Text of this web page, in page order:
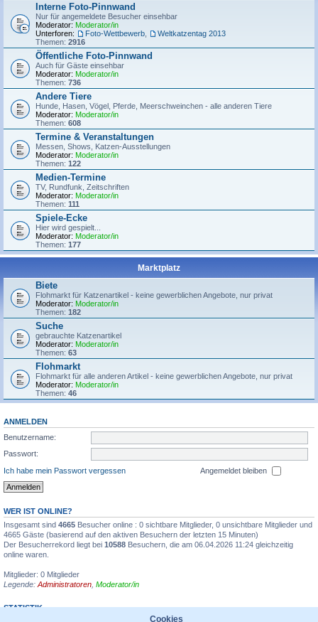
Interne Foto-Pinnwand
Nur für angemeldete Besucher einsehbar
Moderator: Moderator/in
Unterforen:
Foto-Wettbewerb
Weltkatzentag 2013
Themen: 2916
Öffentliche Foto-Pinnwand
Auch für Gäste einsehbar
Moderator: Moderator/in
Themen: 736
Andere Tiere
Hunde, Hasen, Vögel, Pferde, Meerschweinchen - alle anderen Tiere
Moderator: Moderator/in
Themen: 608
Termine & Veranstaltungen
Messen, Shows, Katzen-Ausstellungen
Moderator: Moderator/in
Themen: 122
Medien-Termine
TV, Rundfunk, Zeitschriften
Moderator: Moderator/in
Themen: 111
Spiele-Ecke
Hier wird gespielt...
Moderator: Moderator/in
Themen: 177
Marktplatz
Biete
Flohmarkt für Katzenartikel - keine gewerblichen Angebote, nur privat
Moderator: Moderator/in
Themen: 182
Suche
gebrauchte Katzenartikel
Moderator: Moderator/in
Themen: 63
Flohmarkt
Flohmarkt für alle anderen Artikel - keine gewerblichen Angebote, nur privat
Moderator: Moderator/in
Themen: 46
ANMELDEN
Benutzername:
Passwort:
Ich habe mein Passwort vergessen
Angemeldet bleiben
WER IST ONLINE?
Insgesamt sind 4665 Besucher online : 0 sichtbare Mitglieder, 0 unsichtbare Mitglieder und
4665 Gäste (basierend auf den aktiven Besuchern der letzten 15 Minuten)
Der Besucherrekord liegt bei 10588 Besuchern, die am 06.04.2026 11:24 gleichzeitig
online waren.
Mitglieder: 0 Mitglieder
Legende: Administratoren Moderator/in
STATISTIK
Cookies